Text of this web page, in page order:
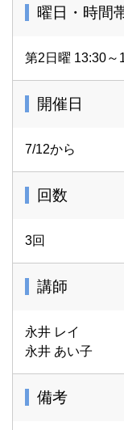
曜日・時間
第2日曜 13:30～
開催日
7/12から
回数
3回
講師
永井 レイ
永井 あい子
備考